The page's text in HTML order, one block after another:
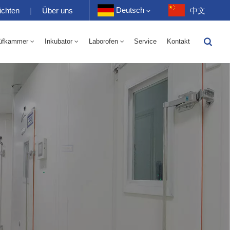
| Über uns Deutsch
Français
Português
中文
Inkubator Laborofen Service Kontakt